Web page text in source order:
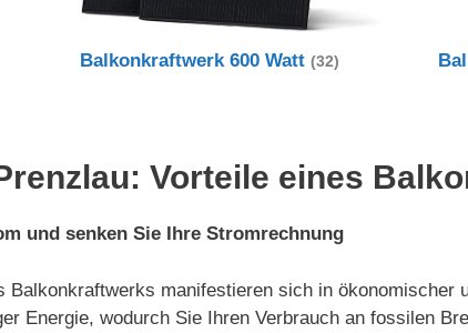
Balkonkraftwerk 600 Watt(32)
Vorteile eines
und senken Sie Ihre Stromrechnung
Balkonkraftwerks manifestieren sich in
Energie, wodurch Sie Ihren Verbrauch an fossilen